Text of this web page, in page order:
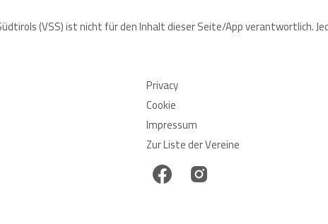
(VSS) ist nicht für den Inhalt dieser Seite/App verantwortlich.
Privacy
Cookie
Impressum
Zur Liste der Vereine